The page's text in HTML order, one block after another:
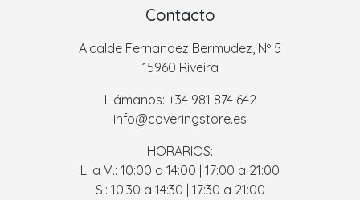
Contacto
Alcalde Fernandez Bermudez, Nº 5
15960 Riveira
Llámanos: +34 981 874 642
info@coveringstore.es
HORARIOS:
L. a V.: 10:00 a 14:00 | 17:00 a 21:00
S.: 10:30 a 14:30 | 17:30 a 21:00